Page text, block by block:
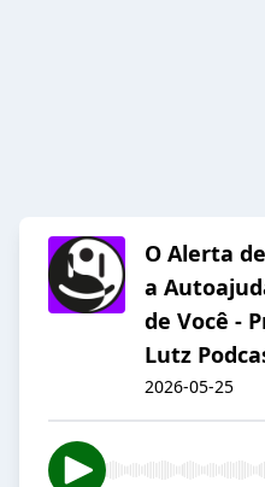
O Alerta
a
de Você -
Lutz
2026-05-25